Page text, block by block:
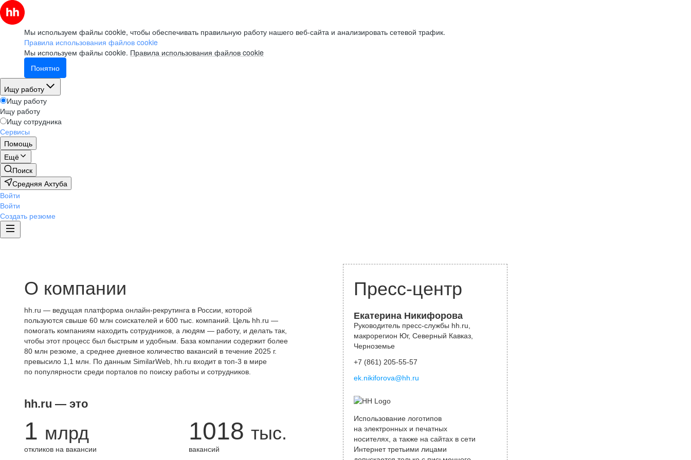
Мы используем файлы cookie, чтобы обеспечивать правильную работу нашего веб-сайта и анализировать сетевой трафик.
Правила использования файлов cookie
Мы используем файлы cookie. Правила использования файлов cookie
Понятно
Ищу работу
Ищу работу
Ищу работу
Ищу сотрудника
Сервисы
Помощь
Ещё
Поиск
Средняя Ахтуба
Войти
Войти
Создать резюме
О компании
hh.ru — ведущая платформа онлайн-рекрутинга в России, которой
пользуются свыше 60 млн соискателей и 600 тыс. компаний. Цель hh.ru —
помогать компаниям находить сотрудников, а людям — работу, и делать так,
чтобы этот процесс был быстрым и удобным. База компании содержит более
80 млн резюме, а среднее дневное количество вакансий в течение 2025 г.
превысило 1,1 млн. По данным SimilarWeb, hh.ru входит в топ-3 в мире
по популярности среди порталов по поиску работы и сотрудников.
hh.ru — это
1 млрд
откликов на вакансии
1018 тыс.
вакансий
Пресс-центр
Екатерина Никифорова
Руководитель пресс-службы hh.ru,
макрорегион Юг, Северный Кавказ,
Черноземье
+7 (861) 205-55-57
ek.nikiforova@hh.ru
Использование логотипов
на электронных и печатных
носителях, а также на сайтах в сети
Интернет третьими лицами